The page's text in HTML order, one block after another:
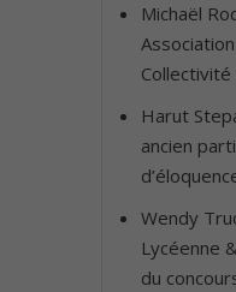
Michaël
Collectivité
Harut
ancien
Wendy
Lycéenne
du